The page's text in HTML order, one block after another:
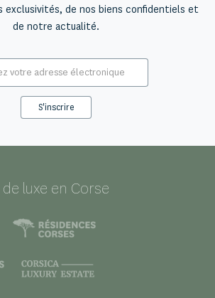
exclusivités, de nos biens confidentiels et
de notre actualité.
E-
mail
*
luxe en Corse